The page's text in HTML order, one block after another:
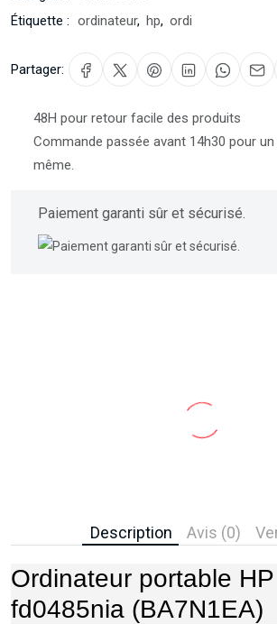
Étiquette : ordinateur, hp, ordi
Partager:
48H pour retour facile des produits
Commande passée avant 14h30 pour
même.
Paiement garanti sûr et sécurisé.
Description Avis (0)
Ordinateur portable
fd0485nia (BA7N1EA)